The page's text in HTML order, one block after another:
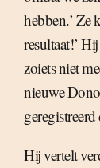
hebben.’ Ze
resultaat!’
zoiets niet
nieuwe
Hij vertelt